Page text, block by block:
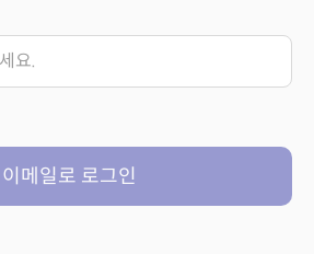
이메일로 로그인